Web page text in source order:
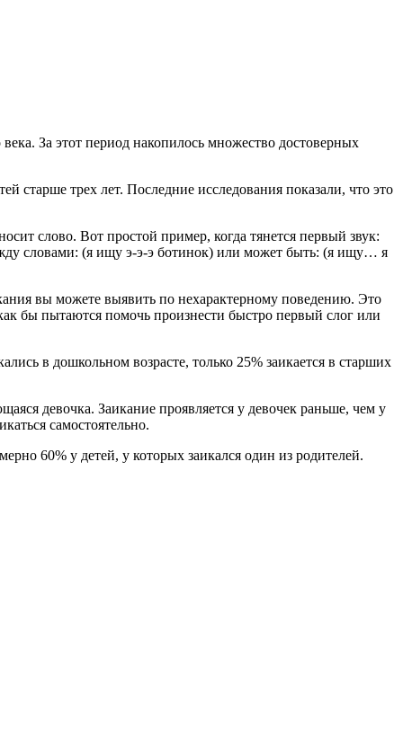
За этот период накопилось множество достоверных
старше трех лет. Последние исследования показали, что это
слово. Вот простой пример, когда тянется первый звук:
словами: (я ищу э-э-э ботинок) или может быть: (я ищу… я
вы можете выявить по нехарактерному поведению. Это
бы пытаются помочь произнести быстро первый слог или
в дошкольном возрасте, только 25% заикается в старших
девочка. Заикание проявляется у девочек раньше, чем у
самостоятельно.
60% у детей, у которых заикался один из родителей.